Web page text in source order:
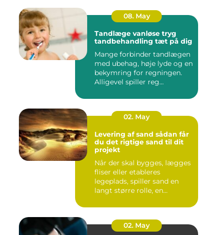
08. May
Tandlæge vanløse tryg
tandbehandling tæt på dig
Mange forbinder tandlægen
med ubehag, høje lyde og en
bekymring for regningen.
Alligevel spiller reg...
02. May
Levering af sand sådan får
du det rigtige sand til dit
projekt
Når der skal bygges, lægges
fliser eller etableres
legeplads, spiller sand en
langt større rolle, en...
02. May